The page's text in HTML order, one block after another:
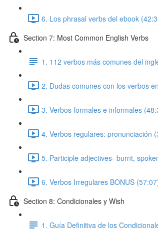
6. Los phrasal verbs del ebook
Section 7: Most Common English Verbs
1. 112 verbos más comunes del
2. Dudas comunes con los verbos
3. Verbos formales e informales
4. Verbos regulares: pronunciación
5. Participle adjectives- burnt,
6. Verbos Irregulares BONUS
Section 8: Condicionales y Wish
1. Guía Definitiva de los